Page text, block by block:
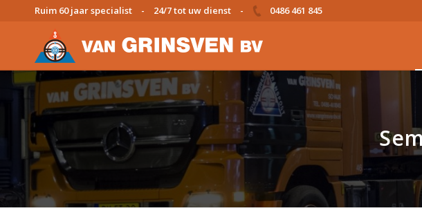
Ruim 60 jaar specialist - 24/7 tot uw dienst - 0486 461 845